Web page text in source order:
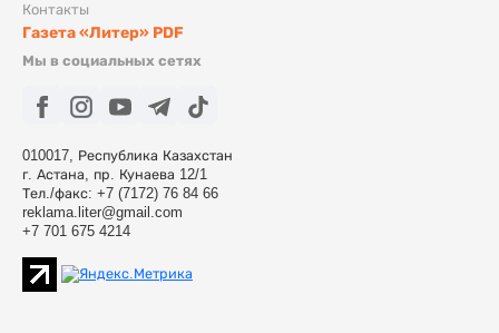
Контакты
Газета «Литер» PDF
Мы в социальных сетях
010017, Республика Казахстан
г. Астана, пр. Кунаева 12/1
Тел./факс: +7 (7172) 76 84 66
reklama.liter@gmail.com
+7 701 675 4214